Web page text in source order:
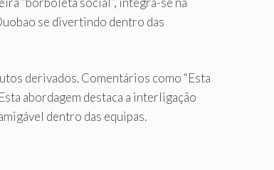
se divertindo dentro das
derivados. Comentários como “Esta
abordagem destaca a interligação
dentro das equipas.